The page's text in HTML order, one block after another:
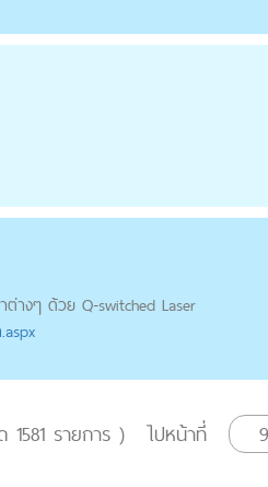
ต่างๆ ด้วย Q-switched Laser
1581 รายการ ) ไปหน้าที่